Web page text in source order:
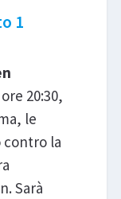
1
20:30,
le
contro la
Sarà